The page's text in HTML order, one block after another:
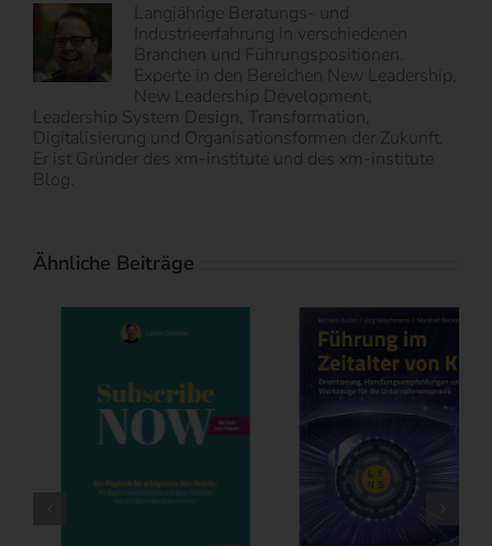
Langjährige Beratungs- und
Industrieerfahrung in verschiedenen
Branchen und Führungspositionen.
Experte in den Bereichen New Leadership,
New Leadership Development,
Leadership System Design, Transformation,
Digitalisierung und Organisationsformen der Zukunft.
Er ist Gründer des xm-institute und des xm-institute
Blog.
Ähnliche Beiträge